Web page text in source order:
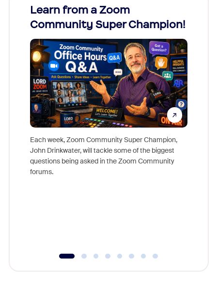
Learn from a Zoom
Community Super Champion!
Each week, Zoom Community Super Champion,
John Drinkwater, will tackle some of the biggest
questions being asked in the Zoom Community
forums.